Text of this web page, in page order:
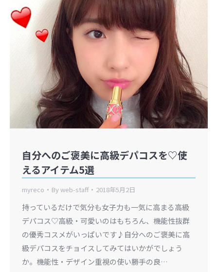
自分へのご褒美に高級デパコスを♡使
えるアイテム5選
myreco Byweb-staff 2018年5月2日
持っているだけで気分も女子力も一気に高まる高級
デパコス♡高級・可愛いのはもちろん、機能性抜群
の優秀コスメがいっぱいです♪自分へのご褒美に高
級デパコスをチョイスしてみてはいかがでしょう
か。機能性・デザイン重視の使い勝手の良…